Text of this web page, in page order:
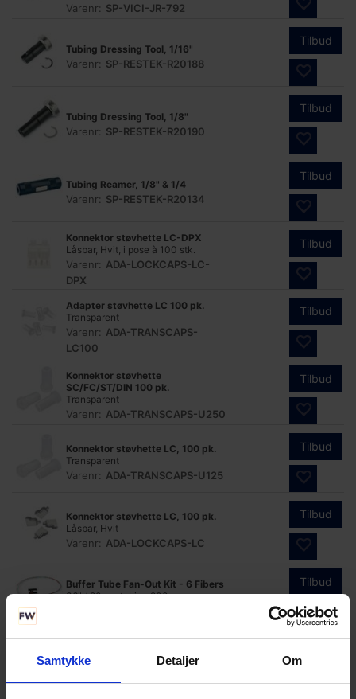
Samtykke Detaljer Om
Varenr: SP-VICI-JR-792
Tubing Dressing Tool, 1/16"
Varenr: SP-RESTEK-R20188
Tilbud
Tubing Dressing Tool, 1/8"
Varenr: SP-RESTEK-R20190
Tilbud
Tubing Reamer, 1/8" & 1/4
Varenr: SP-RESTEK-R20134
Tilbud
Konnektor støvhette LC-DPX
Låsbar, Hvit, i pose à 100 stk.
Varenr: ADA-LOCKCAPS-LC-
DPX
Tilbud
Adapter støvhette LC 100 pk.
Transparent
Varenr: ADA-TRANSCAPS-
LC100
Tilbud
Konnektor støvhette
SC/FC/ST/DIN 100 pk.
Transparent
Varenr: ADA-TRANSCAPS-U250
Tilbud
Konnektor støvhette LC, 100 pk.
Transparent
Varenr: ADA-TRANSCAPS-U125
Tilbud
Konnektor støvhette LC, 100 pk.
Låsbar, Hvit
Varenr: ADA-LOCKCAPS-LC
Tilbud
Buffer Tube Fan-Out Kit - 6 Fibers
36" / 90 cm tubing 900µm
Tilbud
36" / 90 cm tubing 900µm